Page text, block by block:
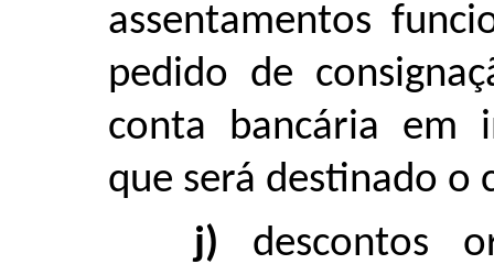
assentamentos
pedido de
conta bancária em
que será destinado o
j) descontos